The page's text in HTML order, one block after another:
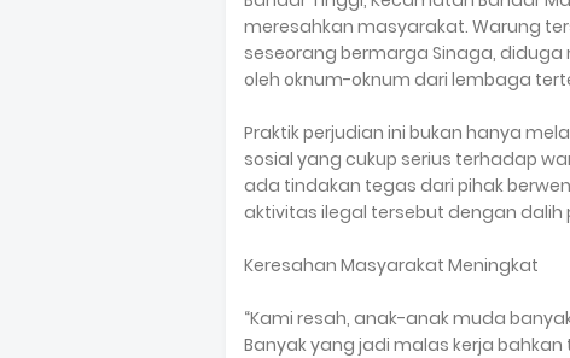
meresahkan masyarakat. Warung
seseorang bermarga Sinaga,
oleh oknum-oknum dari lembaga
Praktik perjudian ini bukan hanya
sosial yang cukup serius terhadap
ada tindakan tegas dari pihak
aktivitas ilegal tersebut dengan dalih
Keresahan Masyarakat Meningkat
“Kami resah, anak-anak muda
Banyak yang jadi malas kerja